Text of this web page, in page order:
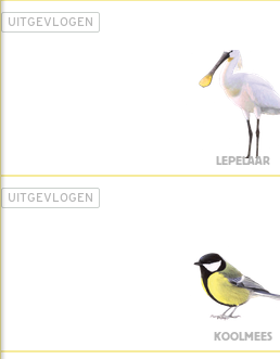
UITGEVLOGEN
LEPELAAR
UITGEVLOGEN
KOOLMEES